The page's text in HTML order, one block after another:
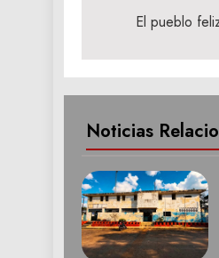
entradas
El pueblo
Noticias